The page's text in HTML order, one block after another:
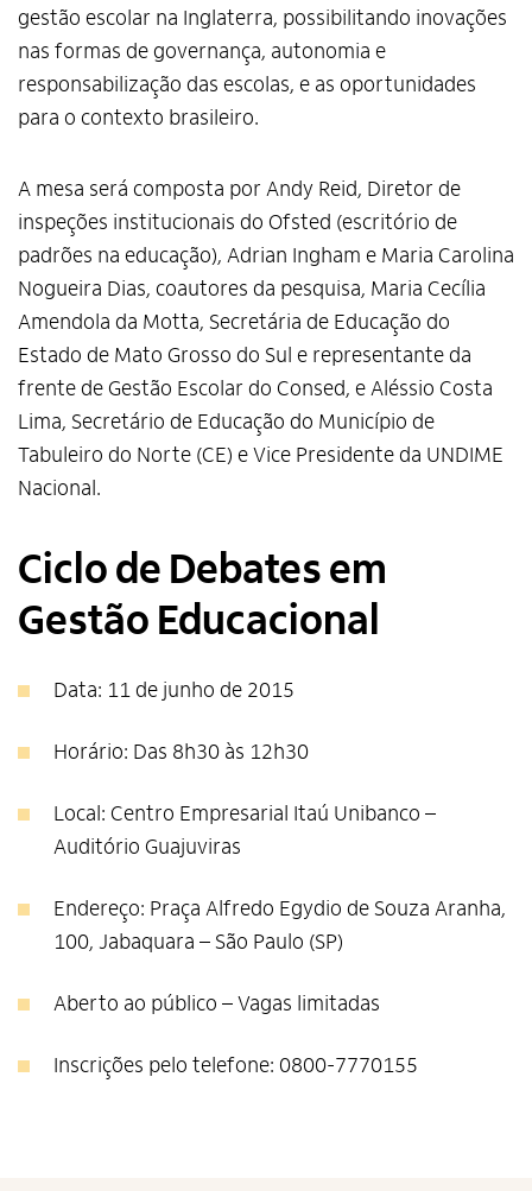
gestão escolar na Inglaterra, possibilitando inovações
nas formas de governança, autonomia e
responsabilização das escolas, e as oportunidades
para o contexto brasileiro.
A mesa será composta por Andy Reid, Diretor de
inspeções institucionais do Ofsted (escritório de
padrões na educação), Adrian Ingham e Maria Carolina
Nogueira Dias, coautores da pesquisa, Maria Cecília
Amendola da Motta, Secretária de Educação do
Estado de Mato Grosso do Sul e representante da
frente de Gestão Escolar do Consed, e Aléssio Costa
Lima, Secretário de Educação do Município de
Tabuleiro do Norte (CE) e Vice Presidente da UNDIME
Nacional.
Ciclo de Debates em
Gestão Educacional
Data: 11 de junho de 2015
Horário: Das 8h30 às 12h30
Local: Centro Empresarial Itaú Unibanco –
Auditório Guajuviras
Endereço: Praça Alfredo Egydio de Souza Aranha,
100, Jabaquara – São Paulo (SP)
Aberto ao público – Vagas limitadas
Inscrições pelo telefone: 0800-7770155